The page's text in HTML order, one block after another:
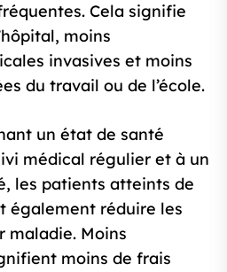
Cela signifie
moins
invasives et moins
du travail ou de l’école.
un état de santé
médical régulier et à un
les patients atteints de
également réduire les
maladie. Moins
moins de frais